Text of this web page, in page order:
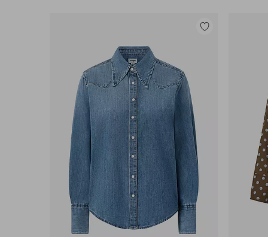
Lisää